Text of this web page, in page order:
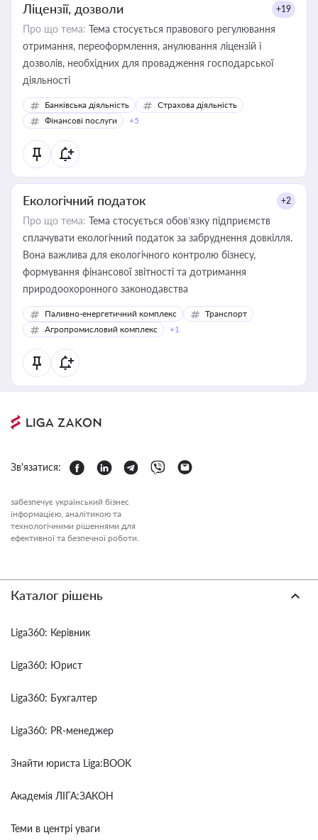
Ліцензії, дозволи +19
Про що тема: Тема стосується правового регулювання
отримання, переоформлення, анулювання ліцензій і
дозволів, необхідних для провадження господарської
діяльності
Банківська діяльність
Страхова діяльність
Фінансові послуги
+5
Екологічний податок +2
Про що тема: Тема стосується обов’язку підприємств
сплачувати екологічний податок за забруднення довкілля.
Вона важлива для екологічного контролю бізнесу,
формування фінансової звітності та дотримання
природоохоронного законодавства
Паливно-енергетичний комплекс
Транспорт
Агропромисловий комплекс
+1
Зв'язатися:
забезпечує український бізнес
інформацією, аналітикою та
технологічними рішеннями для
ефективної та безпечної роботи.
Каталог рішень
Liga360: Керівник
Liga360: Юрист
Liga360: Бухгалтер
Liga360: PR-менеджер
Знайти юриста Liga:BOOK
Академія ЛІГА:ЗАКОН
Теми в центрі уваги